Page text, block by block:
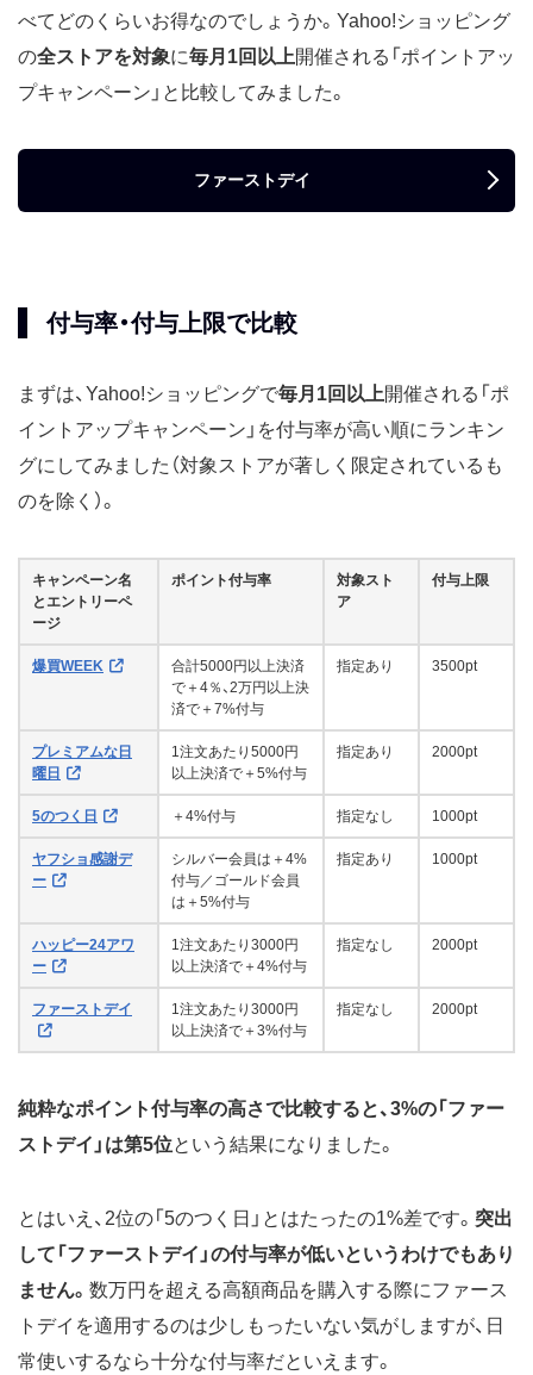
べてどのくらいお得なのでしょうか。Yahoo!ショッピング
の全ストアを対象に毎月1回以上開催される「ポイントアッ
プキャンペーン」と比較してみました。
ファーストデイ
付与率・付与上限で比較
まずは、Yahoo!ショッピングで毎月1回以上開催される「ポ
イントアップキャンペーン」を付与率が高い順にランキン
グにしてみました（対象ストアが著しく限定されているも
のを除く）。
キャンペーン名
とエントリーペ
ージ
ポイント付与率
対象スト
ア
付与上限
爆買WEEK
合計5000円以上決済
で＋4％、2万円以上決
済で＋7%付与
指定あり 3500pt
プレミアムな日
曜日
1注文あたり5000円
以上決済で＋5%付与
指定あり 2000pt
5のつく日 ＋4%付与 指定なし 1000pt
ヤフショ感謝デ
ー
シルバー会員は＋4%
付与／ゴールド会員
は＋5%付与
指定あり 1000pt
ハッピー24アワ
ー
1注文あたり3000円
以上決済で＋4%付与
指定なし 2000pt
ファーストデイ
1注文あたり3000円
以上決済で＋3%付与
指定なし 2000pt
純粋なポイント付与率の高さで比較すると、3%の「ファー
ストデイ」は第5位という結果になりました。
とはいえ、2位の「5のつく日」とはたったの1%差です。 突出
して「ファーストデイ」の付与率が低いというわけでもあり
ません。 数万円を超える高額商品を購入する際にファース
トデイを適用するのは少しもったいない気がしますが、日
常使いするなら十分な付与率だといえます。